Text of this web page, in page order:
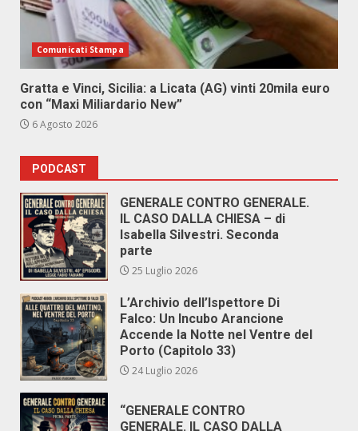
Comunicati Stampa
Gratta e Vinci, Sicilia: a Licata (AG) vinti 20mila euro
con “Maxi Miliardario New”
6 Agosto 2026
PODCAST
GENERALE CONTRO GENERALE.
IL CASO DALLA CHIESA – di
Isabella Silvestri. Seconda
parte
25 Luglio 2026
L’Archivio dell’Ispettore Di
Falco: Un Incubo Arancione
Accende la Notte nel Ventre del
Porto (Capitolo 33)
24 Luglio 2026
“GENERALE CONTRO
GENERALE. IL CASO DALLA